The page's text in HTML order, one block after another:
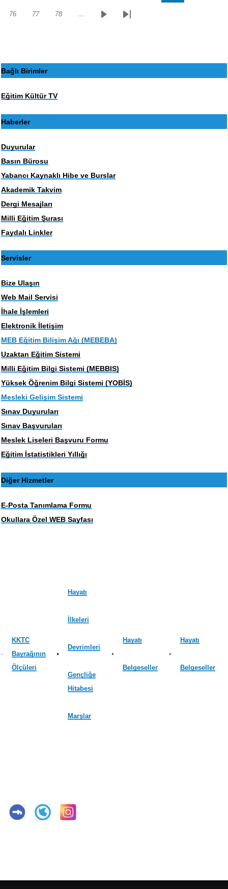
Sayfa
76 Sayfa
77 Sayfa
78 …
SonrakiSon
Bağlı Birimler
Eğitim Kültür TV
Haberler
Duyurular
Basın Bürosu
Yabancı Kaynaklı Hibe ve Burslar
Akademik Takvim
Dergi Mesajları
Milli Eğitim Şurası
Faydalı Linkler
Servisler
Bize Ulaşın
Web Mail Servisi
İhale İşlemleri
Elektronik İletişim
MEB Eğitim Bilişim Ağı (MEBEBA)
Uzaktan Eğitim Sistemi
Milli Eğitim Bilgi Sistemi (MEBBIS)
Yüksek Öğrenim Bilgi Sistemi (YOBİS)
Mesleki Gelişim Sistemi
Sınav Duyuruları
Sınav Başvuruları
Meslek Liseleri Başvuru Formu
Eğitim İstatistikleri Yıllığı
Diğer Hizmetler
E-Posta Tanımlama Formu
Okullara Özel WEB Sayfası
KKTC
Bayrağının
Ölçüleri
Hayatı
İlkeleri
Devrimleri
Gençliğe
Hitabesi
Marşlar
Hayatı
Belgeseller
Hayatı
Belgeseller